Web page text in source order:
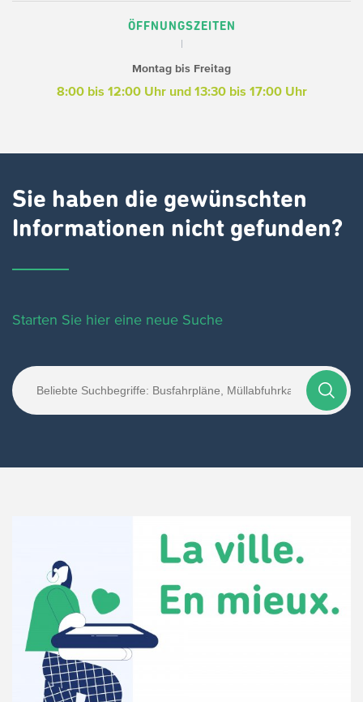
ÖFFNUNGSZEITEN
Montag bis Freitag
8:00 bis 12:00 Uhr und 13:30 bis 17:00 Uhr
Sie haben die gewünschten
Informationen nicht gefunden?
Starten Sie hier eine neue Suche